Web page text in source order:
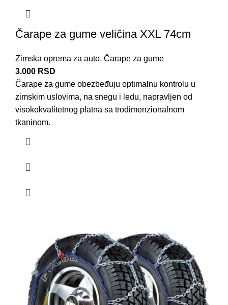
Čarape za gume veličina XXL 74cm
Zimska oprema za auto, Čarape za gume
3.000 RSD
Čarape za gume obezbeđuju optimalnu kontrolu u
zimskim uslovima, na snegu i ledu, napravljen od
visokokvalitetnog platna sa trodimenzionalnom
tkaninom.